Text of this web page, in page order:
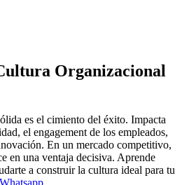
Organizacional
es el cimiento del éxito. Impacta
el engagement de los empleados,
En un mercado competitivo,
en una ventaja decisiva. Aprende
a construir la cultura ideal para tu